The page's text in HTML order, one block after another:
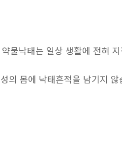
물낙태는 일상 생활에 전혀
의 몸에 낙태흔적을 남기지 않